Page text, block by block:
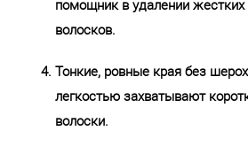
помощник в удалении жестких
волосков.
Тонкие, ровные края без
легкостью захватывают
волоски.